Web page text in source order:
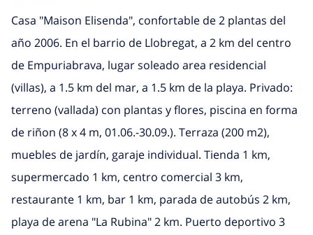
Casa "Maison Elisenda", confortable de 2 plantas del
año 2006. En el barrio de Llobregat, a 2 km del centro
de Empuriabrava, lugar soleado area residencial
(villas), a 1.5 km del mar, a 1.5 km de la playa. Privado:
terreno (vallada) con plantas y flores, piscina en forma
de riñon (8 x 4 m, 01.06.-30.09.). Terraza (200 m2),
muebles de jardín, garaje individual. Tienda 1 km,
supermercado 1 km, centro comercial 3 km,
restaurante 1 km, bar 1 km, parada de autobús 2 km,
playa de arena "La Rubina" 2 km. Puerto deportivo 3